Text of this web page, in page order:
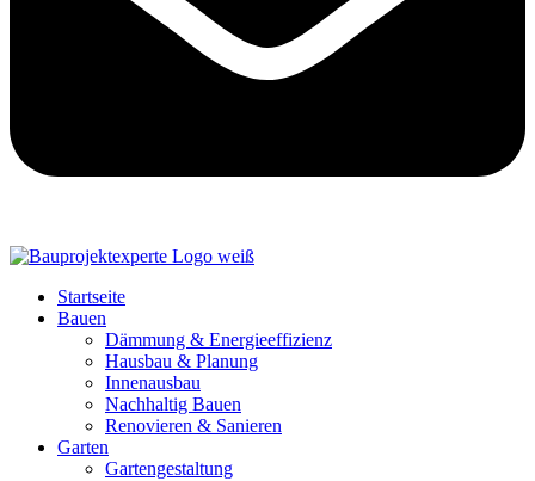
Startseite
Bauen
Dämmung & Energieeffizienz
Hausbau & Planung
Innenausbau
Nachhaltig Bauen
Renovieren & Sanieren
Garten
Gartengestaltung